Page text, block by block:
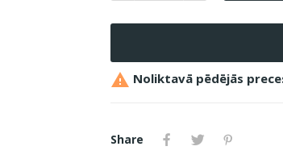
 Noliktavā pēdējās
Share